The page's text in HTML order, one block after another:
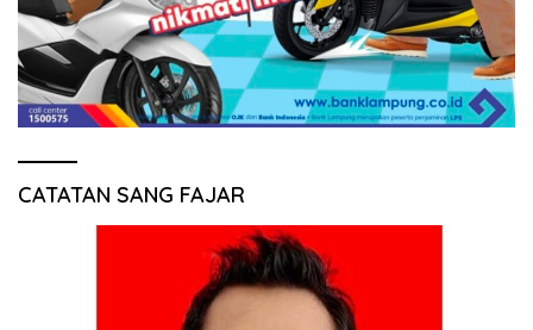
CATATAN SANG FAJAR